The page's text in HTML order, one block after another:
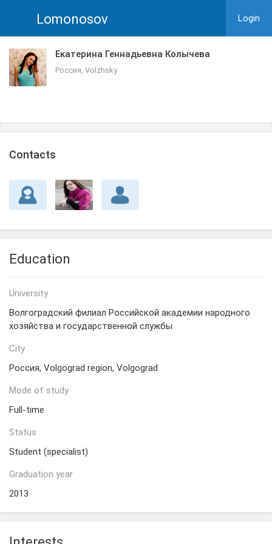
Lomonosov Login
Екатерина Геннадьевна Колычева
Россия, Volzhsky
Сontacts
Education
University
Волгоградский филиал Российской академии народного
хозяйства и государственной службы
City
Россия, Volgograd region, Volgograd
Mode of study
Full-time
Status
Student (specialist)
Graduation year
2013